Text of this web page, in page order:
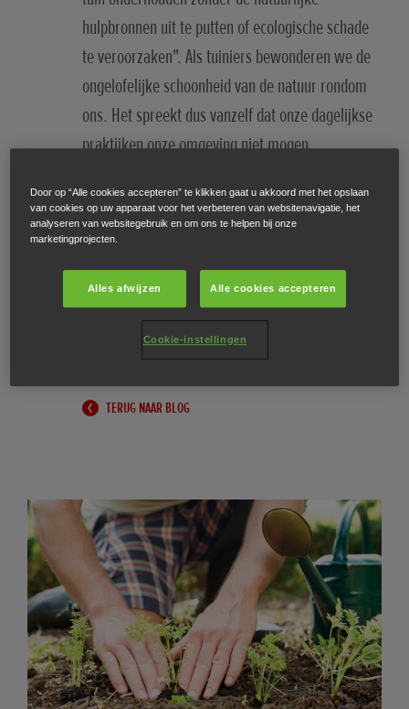
hulpbronnen uit te putten of ecologische schade
te veroorzaken". Als tuiniers bewonderen we de
ongelofelijke schoonheid van de natuur rondom
ons. Het spreekt dus vanzelf dat onze dagelijkse
praktijken onze omgeving niet mogen
om ervoor te zorgen dat onze impact op de
wereld wordt beperkt als we tuinieren.
Hierna geven we enkele tips om uw tuinieren
duurzamer te maken. Misschien past u al enkele
van deze tips toe.
TERUG NAAR BLOG
Door op “Alle cookies accepteren” te klikken gaat u akkoord met het opslaan
van cookies op uw apparaat voor het verbeteren van websitenavigatie, het
analyseren van websitegebruik en om ons te helpen bij onze
marketingprojecten.
Alles afwijzen Alle cookies accepteren
Cookie-instellingen